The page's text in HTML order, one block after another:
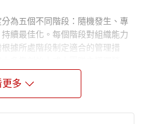
為五個不同階段：隨機發生、專
續最佳化。每個階段對組織能力
據所處階段制定適合的管理措
專業人員與標準流程；到持續最
新和智慧管理。這些不同階段的
處位置，更讓管理者了解未來的
更多